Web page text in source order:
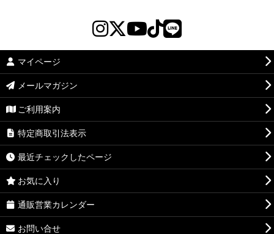
マイページ
メールマガジン
ご利用案内
特定商取引法表示
最近チェックしたページ
お気に入り
通販営業カレンダー
お問い合せ